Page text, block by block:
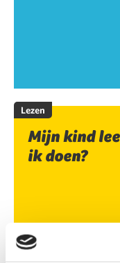
Lezen
Mijn kind
ik doen?